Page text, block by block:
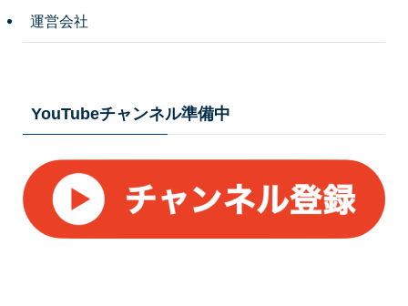
運営会社
YouTubeチャンネル準備中